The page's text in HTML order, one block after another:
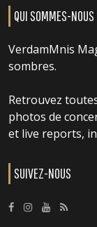
QUI SOMMES-
VerdamMnis
sombres.
Retrouvez
photos de
et live reports,
SUIVEZ-NOUS